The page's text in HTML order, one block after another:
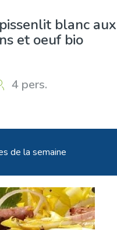
blanc aux
et oeuf bio
4 pers.
de la semaine